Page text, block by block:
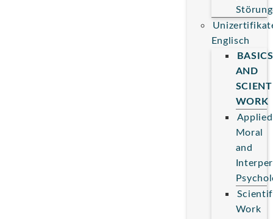
Englisch
BASICS
AND
WORK
Applied
Moral
and
Work